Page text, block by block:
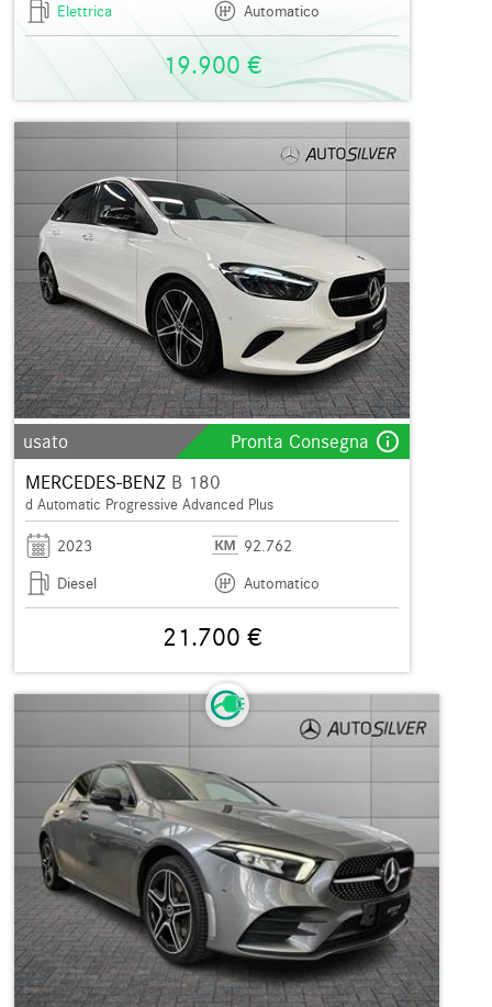
Elettrica
Automatico
19.900 €
usato Pronta Consegna info_outline
MERCEDES-BENZ B 180
d Automatic Progressive Advanced Plus
2023
92.762
Diesel
Automatico
21.700 €